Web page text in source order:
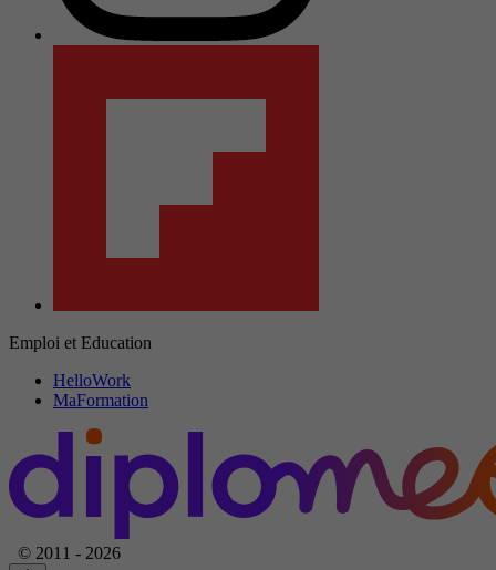
Emploi et Education
HelloWork
MaFormation
© 2011 - 2026